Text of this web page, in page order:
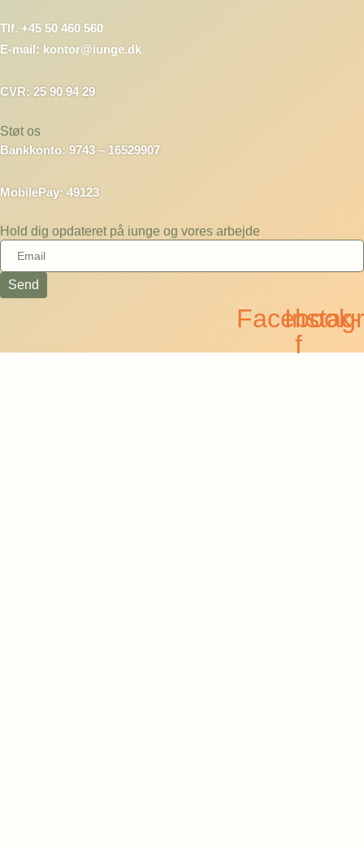
Tlf. +45 50 460 560
E-mail: kontor@iunge.dk
CVR: 25 90 94 29
Støt os
Bankkonto: 9743 – 16529907
MobilePay: 49123
Hold dig opdateret på iunge og vores arbejde
Send
Facebook-
f